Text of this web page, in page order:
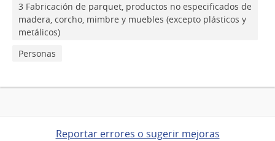
3 Fabricación de parquet, productos no especificados de
madera, corcho, mimbre y muebles (excepto plásticos y
metálicos)
Personas
Reportar errores o sugerir mejoras